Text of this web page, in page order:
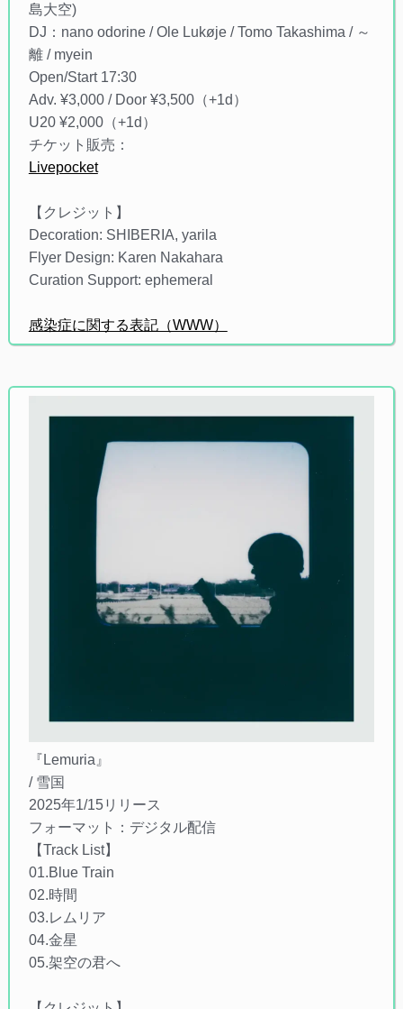
島大空)
DJ：nano odorine / Ole Lukøje / Tomo Takashima / ～
離 / myein
Open/Start 17:30
Adv. ¥3,000 / Door ¥3,500（+1d）
U20 ¥2,000（+1d）
チケット販売：
Livepocket
【クレジット】
Decoration: SHIBERIA, yarila
Flyer Design: Karen Nakahara
Curation Support: ephemeral
感染症に関する表記（WWW）
『Lemuria』
/ 雪国
2025年1/15リリース
フォーマット：デジタル配信
【Track List】
01.Blue Train
02.時間
03.レムリア
04.金星
05.架空の君へ